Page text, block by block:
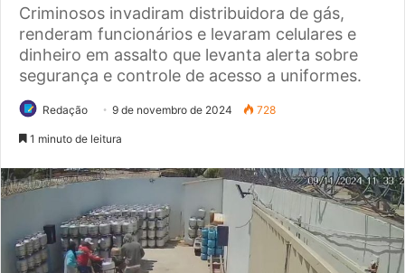
Criminosos invadiram distribuidora de gás,
renderam funcionários e levaram celulares e
dinheiro em assalto que levanta alerta sobre
segurança e controle de acesso a uniformes.
Redação 9 de novembro de 2024 728
1 minuto de leitura